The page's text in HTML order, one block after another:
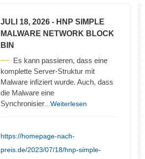
JULI 18, 2026 - HNP SIMPLE
MALWARE NETWORK BLOCK
BIN
Es kann passieren, dass eine
komplette Server-Struktur mit
Malware infiziert wurde. Auch, dass
die Malware eine
Synchronisier ...Weiterlesen
https://homepage-nach-
preis.de/2023/07/18/hnp-simple-